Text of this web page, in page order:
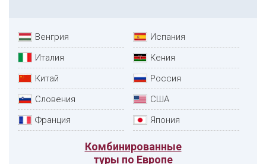
Венгрия
Испания
Италия
Кения
Китай
Россия
Словения
США
Франция
Япония
Комбинированные
туры по Европе